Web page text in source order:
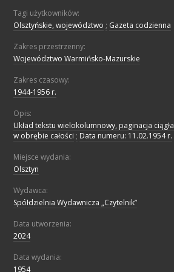
Tagi użytkowników:
Olsztyńskie, województwo ; Gazeta codzienna
Zakres przestrzenny:
Województwo Warmińsko-Mazurskie
Zakres czasowy:
1944-1956 r.
Opis:
Układ tekstu wielokolumnowy, paginacja ciągła
w obrębie całości ; Data numeru: 11.02.1954 r.
Miejsce wydania:
Olsztyn
Wydawca:
Spółdzielnia Wydawnicza „Czytelnik”
Data utworzenia:
2024
Data wydania:
1954